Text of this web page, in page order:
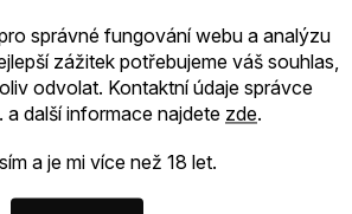
správné fungování webu a analýzu
zážitek potřebujeme váš souhlas,
odvolat. Kontaktní údaje správce
a další informace najdete zde.
a je mi více než 18 let.